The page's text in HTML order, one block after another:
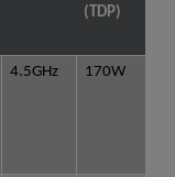
(TDP)
4.5GHz 170W